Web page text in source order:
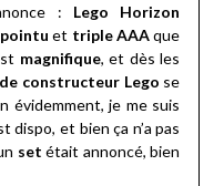
: Lego Horizon
pointu et triple AAAque
magnifique, et dès les
constructeur Lego se
évidemment, je me suis
dispo, et bien ça n’a pas
set était annoncé, bien